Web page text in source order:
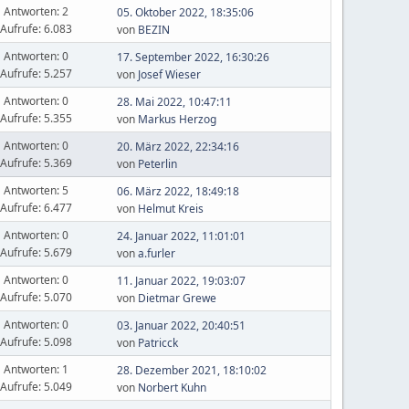
Antworten: 2
Aufrufe: 6.083
05. Oktober 2022, 18:35:06
von BEZIN
Antworten: 0
Aufrufe: 5.257
17. September 2022, 16:30:26
von Josef Wieser
Antworten: 0
Aufrufe: 5.355
28. Mai 2022, 10:47:11
von Markus Herzog
Antworten: 0
Aufrufe: 5.369
20. März 2022, 22:34:16
von Peterlin
Antworten: 5
Aufrufe: 6.477
06. März 2022, 18:49:18
von Helmut Kreis
Antworten: 0
Aufrufe: 5.679
24. Januar 2022, 11:01:01
vona.furler
Antworten: 0
Aufrufe: 5.070
11. Januar 2022, 19:03:07
von Dietmar Grewe
Antworten: 0
Aufrufe: 5.098
03. Januar 2022, 20:40:51
von Patricck
Antworten: 1
Aufrufe: 5.049
28. Dezember 2021, 18:10:02
von Norbert Kuhn